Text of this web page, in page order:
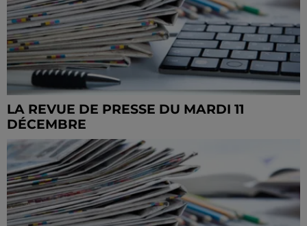
LA REVUE DE PRESSE DU MARDI 11
DÉCEMBRE